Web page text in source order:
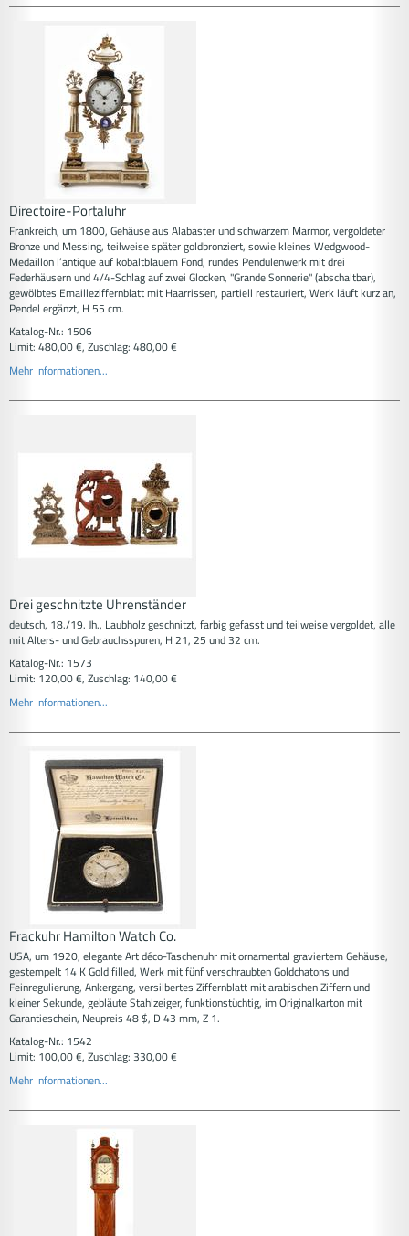
Directoire-Portaluhr
Frankreich, um 1800, Gehäuse aus Alabaster und schwarzem Marmor, vergoldeter
Bronze und Messing, teilweise später goldbronziert, sowie kleines Wedgwood-
Medaillon l’antique auf kobaltblauem Fond, rundes Pendulenwerk mit drei
Federhäusern und 4/4-Schlag auf zwei Glocken, "Grande Sonnerie" (abschaltbar),
gewölbtes Emailleziffernblatt mit Haarrissen, partiell restauriert, Werk läuft kurz an,
Pendel ergänzt, H 55 cm.
Katalog-Nr.: 1506
Limit: 480,00 €, Zuschlag: 480,00 €
Mehr Informationen...
Drei geschnitzte Uhrenständer
deutsch, 18./19. Jh., Laubholz geschnitzt, farbig gefasst und teilweise vergoldet, alle
mit Alters- und Gebrauchsspuren, H 21, 25 und 32 cm.
Katalog-Nr.: 1573
Limit: 120,00 €, Zuschlag: 140,00 €
Mehr Informationen...
Frackuhr Hamilton Watch Co.
USA, um 1920, elegante Art déco-Taschenuhr mit ornamental graviertem Gehäuse,
gestempelt 14 K Gold filled, Werk mit fünf verschraubten Goldchatons und
Feinregulierung, Ankergang, versilbertes Ziffernblatt mit arabischen Ziffern und
kleiner Sekunde, gebläute Stahlzeiger, funktionstüchtig, im Originalkarton mit
Garantieschein, Neupreis 48 $, D 43 mm, Z 1.
Katalog-Nr.: 1542
Limit: 100,00 €, Zuschlag: 330,00 €
Mehr Informationen...